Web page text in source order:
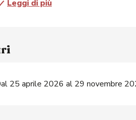
Leggi di più
25 aprile 2026 al 29 novembre